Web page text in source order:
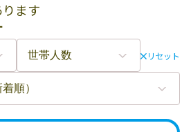
ます
リセット